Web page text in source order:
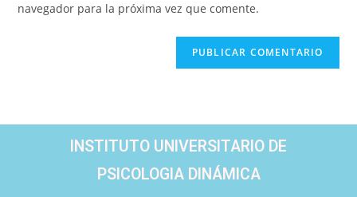
navegador para la próxima vez que comente.
INSTITUTO UNIVERSITARIO DE
PSICOLOGIA DINÁMICA